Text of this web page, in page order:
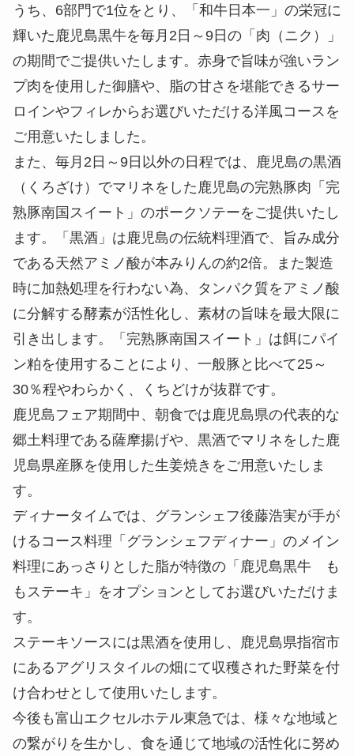
うち、6部門で1位をとり、「和牛日本一」の栄冠に
輝いた鹿児島黒牛を毎月2日～9日の「肉（ニク）」
の期間でご提供いたします。赤身で旨味が強いラン
プ肉を使用した御膳や、脂の甘さを堪能できるサー
ロインやフィレからお選びいただける洋風コースを
ご用意いたしました。
また、毎月2日～9日以外の日程では、鹿児島の黒酒
（くろざけ）でマリネをした鹿児島の完熟豚肉「完
熟豚南国スイート」のポークソテーをご提供いたし
ます。「黒酒」は鹿児島の伝統料理酒で、旨み成分
である天然アミノ酸が本みりんの約2倍。また製造
時に加熱処理を行わない為、タンパク質をアミノ酸
に分解する酵素が活性化し、素材の旨味を最大限に
引き出します。「完熟豚南国スイート」は餌にパイ
ン粕を使用することにより、一般豚と比べて25～
30％程やわらかく、くちどけが抜群です。
鹿児島フェア期間中、朝食では鹿児島県の代表的な
郷土料理である薩摩揚げや、黒酒でマリネをした鹿
児島県産豚を使用した生姜焼きをご用意いたしま
す。
ディナータイムでは、グランシェフ後藤浩実が手が
けるコース料理「グランシェフディナー」のメイン
料理にあっさりとした脂が特徴の「鹿児島黒牛 も
もステーキ」をオプションとしてお選びいただけま
す。
ステーキソースには黒酒を使用し、鹿児島県指宿市
にあるアグリスタイルの畑にて収穫された野菜を付
け合わせとして使用いたします。
今後も富山エクセルホテル東急では、様々な地域と
の繋がりを生かし、食を通じて地域の活性化に努め